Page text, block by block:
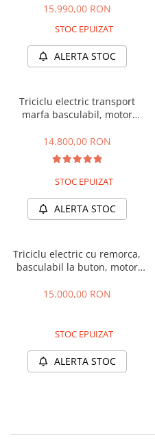
KuKirin G2 MASTER
Kukirin G2 MAX
KuKirin G2 PRO
KuKirin G3 PRO
KuKirin S1 PRO
Kugoo S1
Piese Xiaomi
Scooter 4 PRO (Mi4 PRO)
Scooter 4 Ultra
Piese Xiaomi Scooter Elite
Piese Xiaomi Scooter 5 PRO
Piese Xiaomi Scooter 5 MAX
Piese Xiaomi Scooter 6 PRO
15.990,00 RON
STOC EPUIZAT
ALERTA STOC
Triciclu electric transport
marfa basculabil, motor
25km/h, JP1500 (25km/h)
14.800,00 RON
STOC EPUIZAT
ALERTA STOC
Triciclu electric cu remorca,
basculabil la buton, motor
25km/h, Dump
15.000,00 RON
STOC EPUIZAT
ALERTA STOC